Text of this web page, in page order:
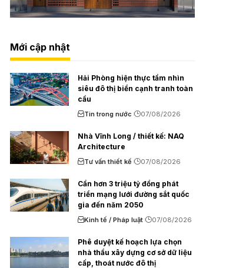
Mới cập nhật
Hải Phòng hiện thực tầm nhìn
siêu đô thị biển cạnh tranh toàn
cầu
Tin trong nước 07/08/2026
Nhà Vĩnh Long / thiết kế: NAQ
Architecture
Tư vấn thiết kế 07/08/2026
Cần hơn 3 triệu tỷ đồng phát
triển mạng lưới đường sắt quốc
gia đến năm 2050
Kinh tế / Pháp luật 07/08/2026
Phê duyệt kế hoạch lựa chọn
nhà thầu xây dựng cơ sở dữ liệu
cấp, thoát nước đô thị